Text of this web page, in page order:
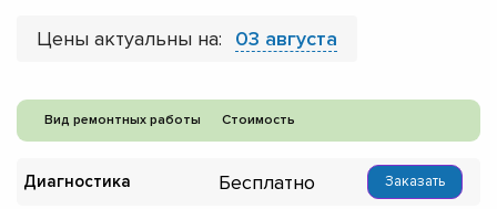
Цены актуальны на: 03 августа
Вид ремонтных работы Стоимость
Диагностика Бесплатно Заказать